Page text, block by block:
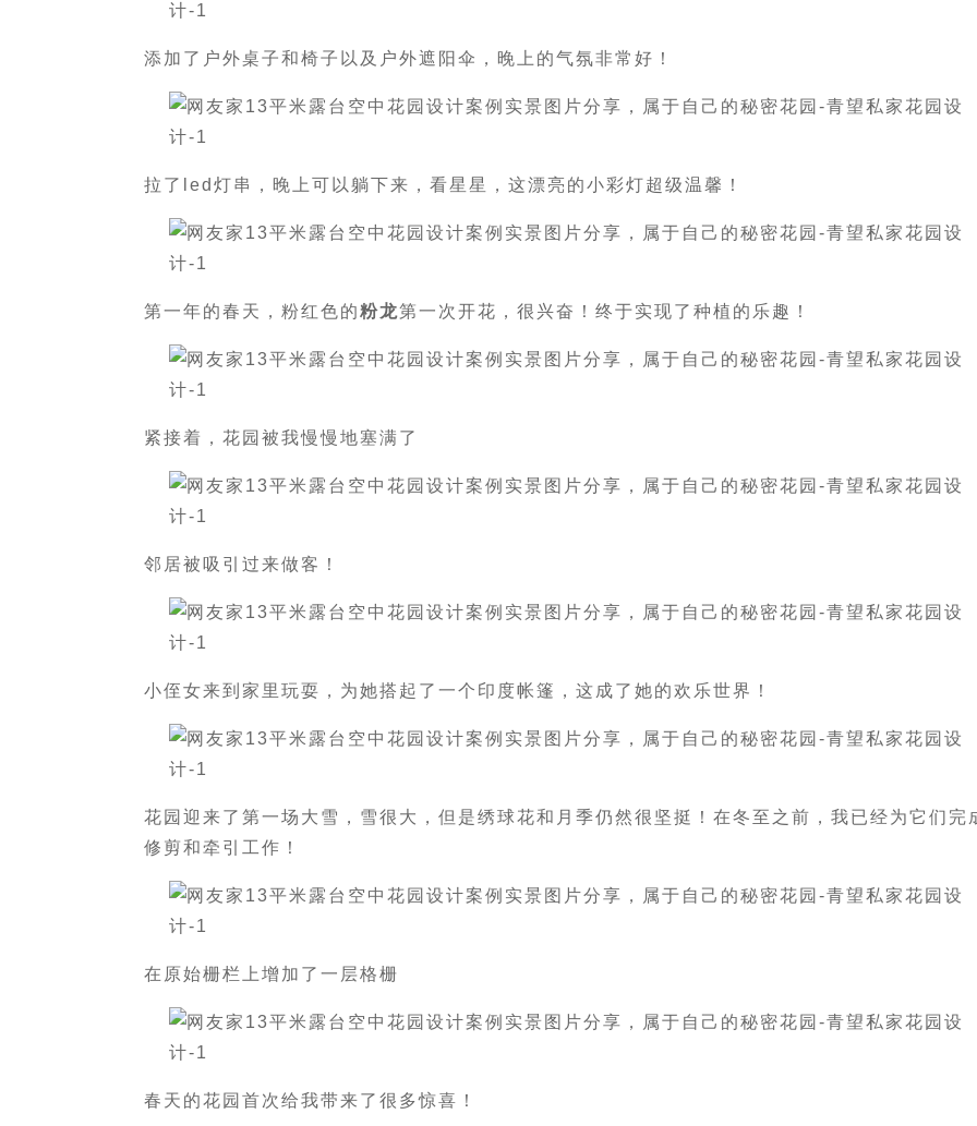
添加了户外桌子和椅子以及户外遮阳伞，晚上的气氛非常好！
拉了led灯串，晚上可以躺下来，看星星，这漂亮的小彩灯超级温馨！
第一年的春天，粉红色的粉龙第一次开花，很兴奋！终于实现了种植的乐趣！
紧接着，花园被我慢慢地塞满了
邻居被吸引过来做客！
小侄女来到家里玩耍，为她搭起了一个印度帐篷，这成了她的欢乐世界！
花园迎来了第一场大雪，雪很大，但是绣球花和月季仍然很坚挺！在冬至之前，我已经为它们完
修剪和牵引工作！
在原始栅栏上增加了一层格栅
春天的花园首次给我带来了很多惊喜！